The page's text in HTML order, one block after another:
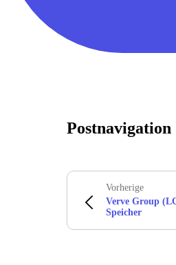
Postnavigation
Vorherige
Verve Group
Speicher